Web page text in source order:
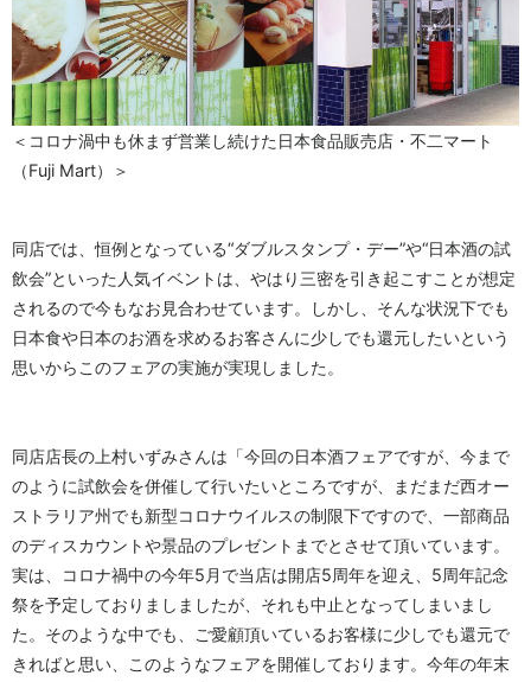
＜コロナ渦中も休まず営業し続けた日本食品販売店・不二マート
（Fuji Mart）＞
同店では、恒例となっている“ダブルスタンプ・デー”や“日本酒の試
飲会”といった人気イベントは、やはり三密を引き起こすことが想定
されるので今もなお見合わせています。しかし、そんな状況下でも
日本食や日本のお酒を求めるお客さんに少しでも還元したいという
思いからこのフェアの実施が実現しました。
同店店長の上村いずみさんは「今回の日本酒フェアですが、今まで
のように試飲会を併催して行いたいところですが、まだまだ西オー
ストラリア州でも新型コロナウイルスの制限下ですので、一部商品
のディスカウントや景品のプレゼントまでとさせて頂いています。
実は、コロナ禍中の今年5月で当店は開店5周年を迎え、5周年記念
祭を予定しておりましましたが、それも中止となってしまいまし
た。そのような中でも、ご愛顧頂いているお客様に少しでも還元で
きればと思い、このようなフェアを開催しております。今年の年末